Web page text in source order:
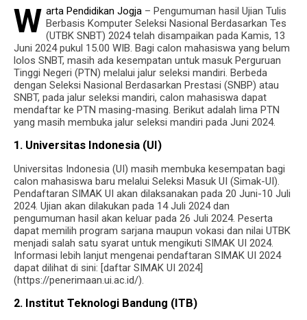
W arta Pendidikan Jogja – Pengumuman hasil Ujian Tulis
Berbasis Komputer Seleksi Nasional Berdasarkan Tes
(UTBK SNBT) 2024 telah disampaikan pada Kamis, 13
Juni 2024 pukul 15.00 WIB. Bagi calon mahasiswa yang belum
lolos SNBT, masih ada kesempatan untuk masuk Perguruan
Tinggi Negeri (PTN) melalui jalur seleksi mandiri. Berbeda
dengan Seleksi Nasional Berdasarkan Prestasi (SNBP) atau
SNBT, pada jalur seleksi mandiri, calon mahasiswa dapat
mendaftar ke PTN masing-masing. Berikut adalah lima PTN
yang masih membuka jalur seleksi mandiri pada Juni 2024.
1. Universitas Indonesia (UI)
Universitas Indonesia (UI) masih membuka kesempatan bagi
calon mahasiswa baru melalui Seleksi Masuk UI (Simak-UI).
Pendaftaran SIMAK UI akan dilaksanakan pada 20 Juni-10 Juli
2024. Ujian akan dilakukan pada 14 Juli 2024 dan
pengumuman hasil akan keluar pada 26 Juli 2024. Peserta
dapat memilih program sarjana maupun vokasi dan nilai UTBK
menjadi salah satu syarat untuk mengikuti SIMAK UI 2024.
Informasi lebih lanjut mengenai pendaftaran SIMAK UI 2024
dapat dilihat di sini: [daftar SIMAK UI 2024]
(https://penerimaan.ui.ac.id/).
2. Institut Teknologi Bandung (ITB)